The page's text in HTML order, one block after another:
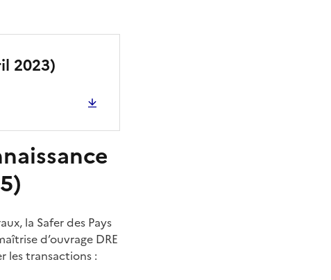
2023)
la Safer des Pays
d’ouvrage DRE
les transactions :